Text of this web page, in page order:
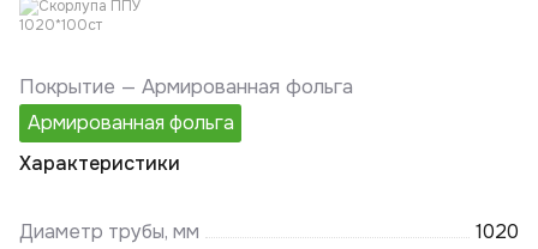
Покрытие —Армированная фольга
Армированная фольга
Характеристики
Диаметр трубы, мм
1020